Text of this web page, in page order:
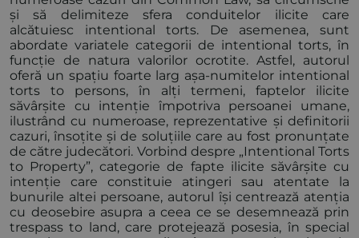
și să delimiteze sfera conduitelor ilicite care
alcătuiesc intentional torts. De asemenea, sunt
abordate variatele categorii de intentional torts, în
funcție de natura valorilor ocrotite. Astfel, autorul
oferă un spațiu foarte larg așa-numitelor intentional
torts to persons, în alți termeni, faptelor ilicite
săvârșite cu intenție împotriva persoanei umane,
ilustrând cu numeroase, reprezentative și definitorii
cazuri, însoțite și de soluțiile care au fost pronunțate
de către judecători. Vorbind despre „Intentional Torts
to Property”, categorie de fapte ilicite săvârșite cu
intenție care constituie atingeri sau atentate la
bunurile altei persoane, autorul își centrează atenția
cu deosebire asupra a ceea ce se desemnează prin
trespass to land, care protejează posesia, în special